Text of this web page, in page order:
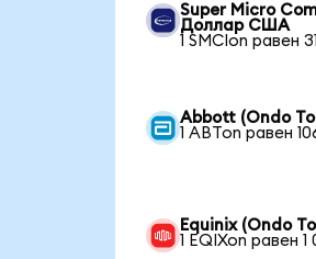
Super Micro
Доллар США
1 SMCIon равен
Abbott (Ondo
1 ABTon равен
Equinix (Ondo
1 EQIXon равен 1